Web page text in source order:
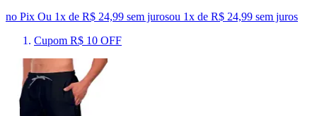
no Pix Ou 1x de R$ 24,99 sem jurosou 1x de R$ 24,99 sem juros
Cupom R$ 10 OFF